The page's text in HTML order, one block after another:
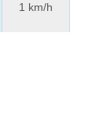
1 km/h